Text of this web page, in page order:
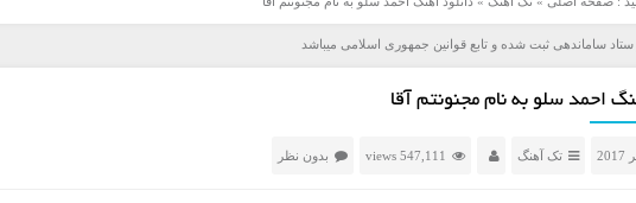
ساماندهی ثبت شده و تابع قوانین جمهوری اسلامی میباشد
احمد سلو به نام مجنونتم آقا
تک آهنگ 547,111 views بدون نظر